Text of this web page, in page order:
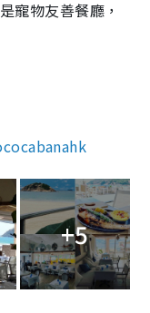
寵物友善餐廳，
+5